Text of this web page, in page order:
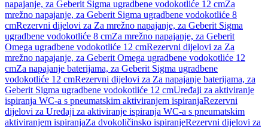
napajanje, za Geberit Sigma ugradbene vodokotliće 12 cmZa
mrežno napajanje, za Geberit Sigma ugradbene vodokotliće 8
cmRezervni dijelovi za Za mrežno napajanje, za Geberit Sigma
ugradbene vodokotliće 8 cmZa mrežno napajanje, za Geberit
Omega ugradbene vodokotliće 12 cmRezervni dijelovi za Za
mrežno napajanje, za Geberit Omega ugradbene vodokotliće 12
cmZa napajanje baterijama, za Geberit Sigma ugradbene
vodokotliće 12 cmRezervni dijelovi za Za napajanje baterijama, za
Geberit Sigma ugradbene vodokotliće 12 cmUređaji za aktiviranje
ispiranja WC-a s pneumatskim aktiviranjem ispiranjaRezervni
dijelovi za Uređaji za aktiviranje ispiranja WC-a s pneumatskim
aktiviranjem ispiranjaZa dvokoličinsko ispiranjeRezervni dijelovi za